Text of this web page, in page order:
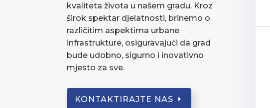
kvaliteta života u našem gradu. Kroz
širok spektar djelatnosti, brinemo o
različitim aspektima urbane
infrastrukture, osiguravajući da grad
bude udobno, sigurno i inovativno
mjesto za sve.
KONTAKTIRAJTE NAS